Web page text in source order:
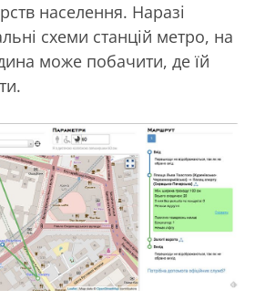
населення. Наразі
схеми станцій метро, на
може побачити, де їй